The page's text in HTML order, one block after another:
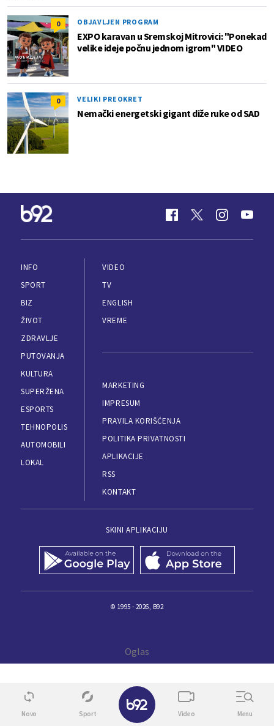
0 OBJAVLJEN PROGRAM
EXPO karavan u Sremskoj Mitrovici: "Ponekad
velike ideje počnu jednom igrom" VIDEO
0 VELIKI PREOKRET
Nemački energetski gigant diže ruke od SAD
INFO
SPORT
BIZ
ŽIVOT
ZDRAVLJE
PUTOVANJA
KULTURA
SUPERŽENA
ESPORTS
TEHNOPOLIS
AUTOMOBILI
LOKAL
VIDEO
TV
ENGLISH
VREME
MARKETING
IMPRESUM
PRAVILA KORIŠĆENJA
POLITIKA PRIVATNOSTI
APLIKACIJE
RSS
KONTAKT
SKINI APLIKACIJU
© 1995 - 2026, B92
Novo Sport Video Menu
✕